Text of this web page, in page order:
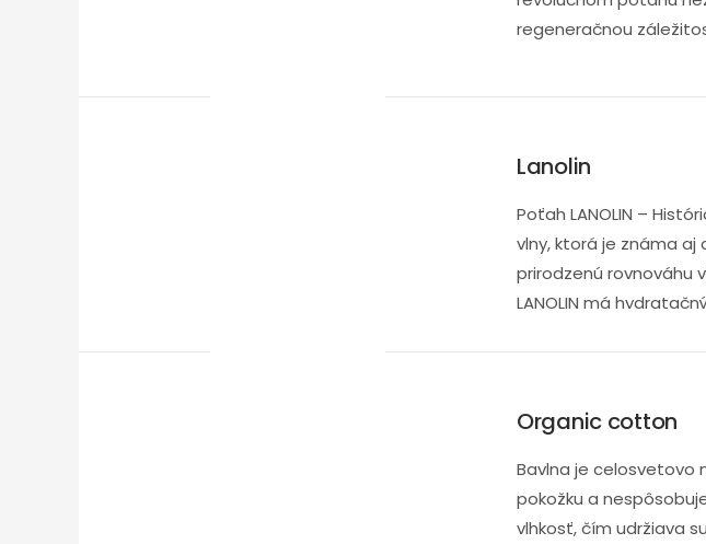
regeneračnou
Lanolin
Poťah LANOLIN –
vlny, ktorá je známa aj
prirodzenú rovnováhu
LANOLIN má
Organic cotton
Bavlna je celosvetovo
pokožku a
vlhkosť, čím udržiava